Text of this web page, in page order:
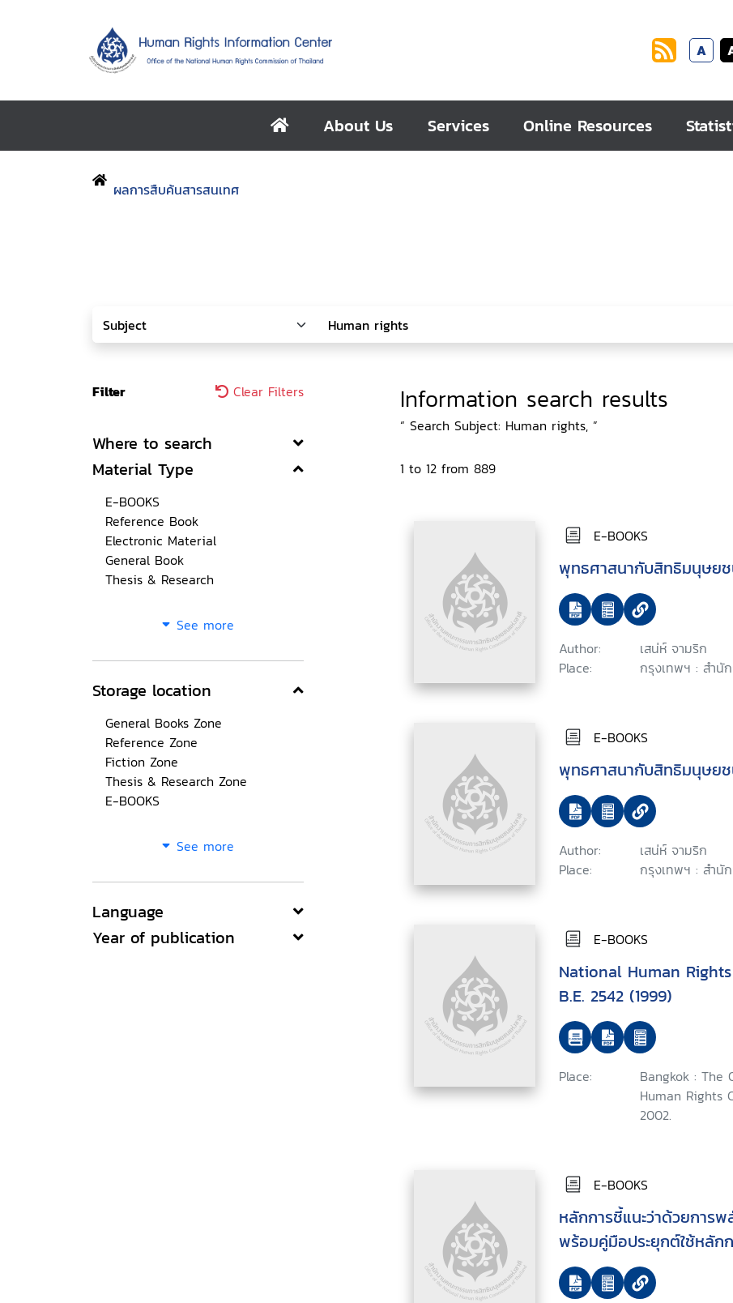
A
About Us Services Online Resources
ผลการสืบค้นสารสนเทศ
Filter Clear Filters
Where to search
Material Type
E-BOOKS
Reference Book
Electronic Material
General Book
Thesis & Research
See more
Storage location
General Books Zone
Reference Zone
Fiction Zone
Thesis & Research Zone
E-BOOKS
See more
Language
Year of publication
Information search results
“ Search Subject: Human rights, ”
1 to 12 from 889
E-BOOKS
พุทธศาสนากับสิทธิมนุษย
Author:
เสน่ห์ จามริก
Place:
กรุงเทพฯ : สำนั
E-BOOKS
พุทธศาสนากับสิทธิมนุษย
Author:
เสน่ห์ จามริก
Place:
กรุงเทพฯ : สำนั
E-BOOKS
National Human
B.E. 2542 (1999)
Place:
Bangkok :
Human Rights
2002.
E-BOOKS
หลักการชี้แนะว่าด้วยการพ
พร้อมคู่มือประยุกต์ใช้หลัก